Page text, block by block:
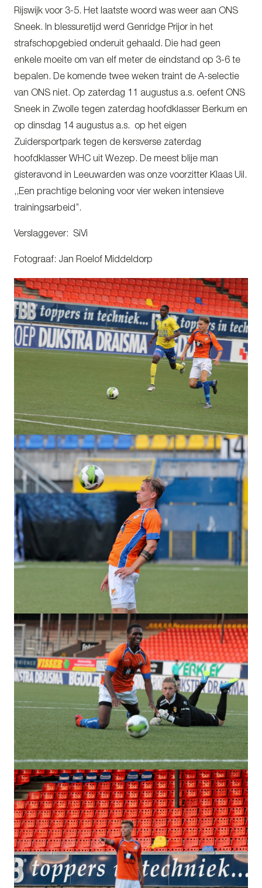
Rijswijk voor 3-5. Het laatste woord was weer aan ONS
Sneek. In blessuretijd werd Genridge Prijor in het
strafschopgebied onderuit gehaald. Die had geen
enkele moeite om van elf meter de eindstand op 3-6 te
bepalen. De komende twee weken traint de A-selectie
van ONS niet. Op zaterdag 11 augustus a.s. oefent ONS
Sneek in Zwolle tegen zaterdag hoofdklasser Berkum en
op dinsdag 14 augustus a.s. op het eigen
Zuidersportpark tegen de kersverse zaterdag
hoofdklasser WHC uit Wezep. De meest blije man
gisteravond in Leeuwarden was onze voorzitter Klaas Uil.
,,Een prachtige beloning voor vier weken intensieve
trainingsarbeid’’.
Verslaggever: SiVi
Fotograaf: Jan Roelof Middeldorp